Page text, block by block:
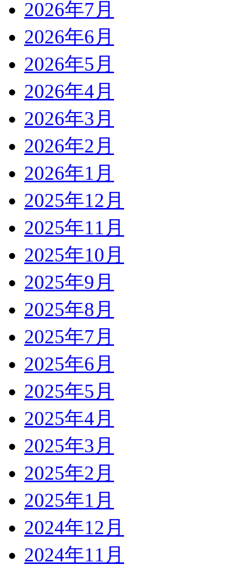
2026年7月
2026年6月
2026年5月
2026年4月
2026年3月
2026年2月
2026年1月
2025年12月
2025年11月
2025年10月
2025年9月
2025年8月
2025年7月
2025年6月
2025年5月
2025年4月
2025年3月
2025年2月
2025年1月
2024年12月
2024年11月